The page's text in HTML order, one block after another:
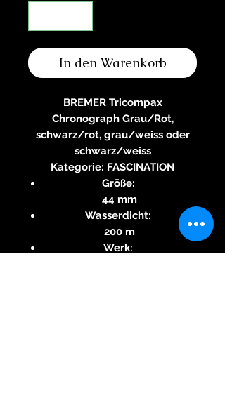
In den Warenkorb
BREMER Tricompax
Chronograph Grau/Rot,
schwarz/rot, grau/weiss oder
schwarz/weiss
Kategorie: FASCINATION
Größe:
44 mm
Wasserdicht:
200 m
Werk: